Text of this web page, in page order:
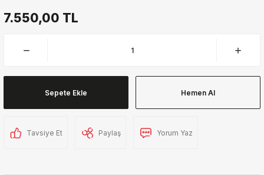
7.550,00 TL
Sepete Ekle Hemen Al
Tavsiye Et Paylaş Yorum Yaz